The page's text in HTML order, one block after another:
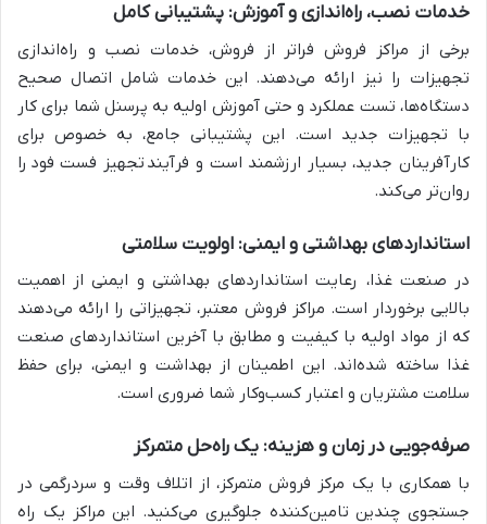
خدمات نصب، راه‌اندازی و آموزش: پشتیبانی کامل
برخی از مراکز فروش فراتر از فروش، خدمات نصب و راه‌اندازی
تجهیزات را نیز ارائه می‌دهند. این خدمات شامل اتصال صحیح
دستگاه‌ها، تست عملکرد و حتی آموزش اولیه به پرسنل شما برای کار
با تجهیزات جدید است. این پشتیبانی جامع، به خصوص برای
کارآفرینان جدید، بسیار ارزشمند است و فرآیند تجهیز فست فود را
روان‌تر می‌کند.
استانداردهای بهداشتی و ایمنی: اولویت سلامتی
در صنعت غذا، رعایت استانداردهای بهداشتی و ایمنی از اهمیت
بالایی برخوردار است. مراکز فروش معتبر، تجهیزاتی را ارائه می‌دهند
که از مواد اولیه با کیفیت و مطابق با آخرین استانداردهای صنعت
غذا ساخته شده‌اند. این اطمینان از بهداشت و ایمنی، برای حفظ
سلامت مشتریان و اعتبار کسب‌وکار شما ضروری است.
صرفه‌جویی در زمان و هزینه: یک راه‌حل متمرکز
با همکاری با یک مرکز فروش متمرکز، از اتلاف وقت و سردرگمی در
جستجوی چندین تامین‌کننده جلوگیری می‌کنید. این مراکز یک راه